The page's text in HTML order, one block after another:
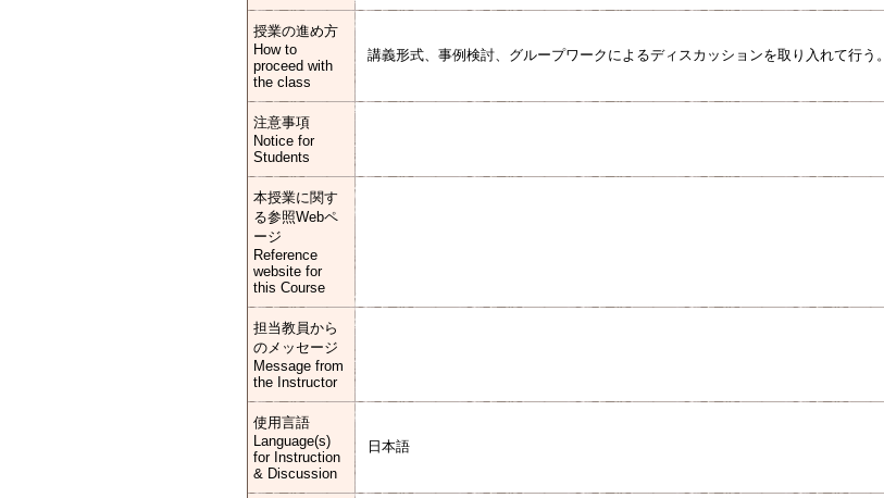
授業の進め方
How to
proceed with
the class
講義形式、事例検討、グループワークによるディスカッションを取り入れて行う。
注意事項
Notice for
Students
本授業に関す
る参照Webペ
ージ
Reference
website for
this Course
担当教員から
のメッセージ
Message from
the Instructor
使用言語
Language(s)
for Instruction
& Discussion
日本語